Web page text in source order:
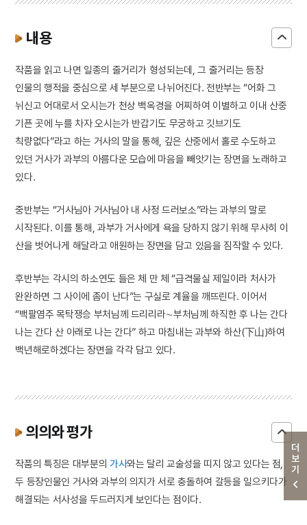
더보기
내용
작품을 읽고 나면 일종의 줄거리가 형성되는데, 그 줄거리는 등장
인물의 행적을 중심으로 세 부분으로 나뉘어진다. 전반부는 “어화 그
뉘신고 어대로서 오시는가 천상 백옥경을 어찌하여 이별하고 이내 산중
기픈 곳에 누를 차자 오시는가 반갑기도 무궁하고 깃브기도
칙량없다”라고 하는 거사의 말을 통해, 깊은 산중에서 홀로 수도하고
있던 거사가 과부의 아름다운 모습에 마음을 빼앗기는 장면을 노래하고
있다.
중반부는 “거사님아 거사님아 내 사정 드러보소”라는 과부의 말로
시작된다. 이를 통해, 과부가 거사에게 욕을 당하지 않기 위해 무사히 이
산을 벗어나게 해달라고 애원하는 장면을 담고 있음을 짐작할 수 있다.
후반부는 각시의 하소연도 들은 체 만 체 “급격물실 제일이라 처사가
완완하면 그 사이에 좀이 난다”는 구실로 계율을 깨뜨린다. 이어서
“백팔염주 목탁쟁승 부처님께 드리리라∼부처님께 하직한 후 나는 간다
나는 간다 산 아래로 나는 간다” 하고 마침내는 과부와 하산(下山)하여
백년해로하겠다는 장면을 각각 담고 있다.
의의와 평가
작품의 특징은 대부분의 가사와는 달리 교술성을 띠지 않고 있다는 점,
두 등장인물인 거사와 과부의 의지가 서로 충돌하여 갈등을 일으키다가
해결되는 서사성을 두드러지게 보인다는 점이다.